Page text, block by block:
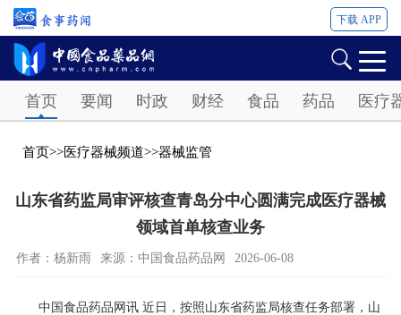
下载 APP
首页 要闻 时政 财经 食品 药品 医疗
首页>>医疗器械频道>>器械监管
山东省药监局审评核查青岛分中心圆满完成医疗器械
领域首单核查业务
作者：杨新雨 来源：中国食品药品网 2026-06-08
中国食品药品网讯 近日，按照山东省药监局核查任务部署，山